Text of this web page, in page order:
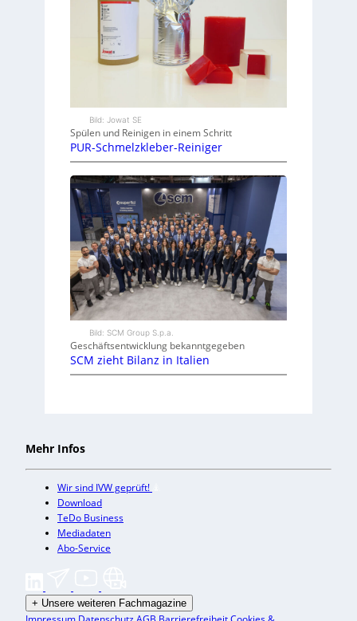
Bild: Jowat SE
Spülen und Reinigen in einem Schritt
PUR-Schmelzkleber-Reiniger
Bild: SCM Group S.p.a.
Geschäftsentwicklung bekanntgegeben
SCM zieht Bilanz in Italien
Mehr Infos
Wir sind IVW geprüft!
Download
TeDo Business
Mediadaten
Abo-Service
+ Unsere weiteren Fachmagazine